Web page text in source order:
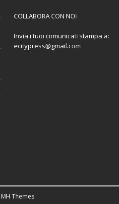
COLLABORA CON NOI
Invia i tuoi comunicati stampa a:
ecitypress@gmail.com
MH Themes